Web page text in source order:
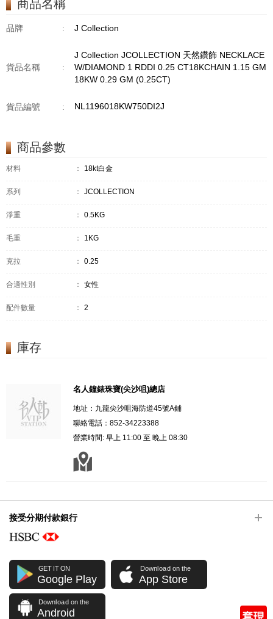
商品名稱
品牌 : J Collection
貨品名稱 :
J Collection JCOLLECTION 天然鑽飾 NECKLACE
W/DIAMOND 1 RDDI 0.25 CT18KCHAIN 1.15 GM
18KW 0.29 GM (0.25CT)
貨品編號 : NL1196018KW750DI2J
商品參數
材料 ： 18kt白金
系列 ： JCOLLECTION
淨重 ： 0.5KG
毛重 ： 1KG
克拉 ： 0.25
合適性別 ： 女性
配件數量 ： 2
庫存
名人鐘錶珠寶(尖沙咀)總店
地址：九龍尖沙咀海防道45號A鋪
聯絡電話：852-34223388
營業時間: 早上 11:00 至 晚上 08:30
接受分期付款銀行
GET IT ON
Google Play
Download on the
App Store
Download on the
Android